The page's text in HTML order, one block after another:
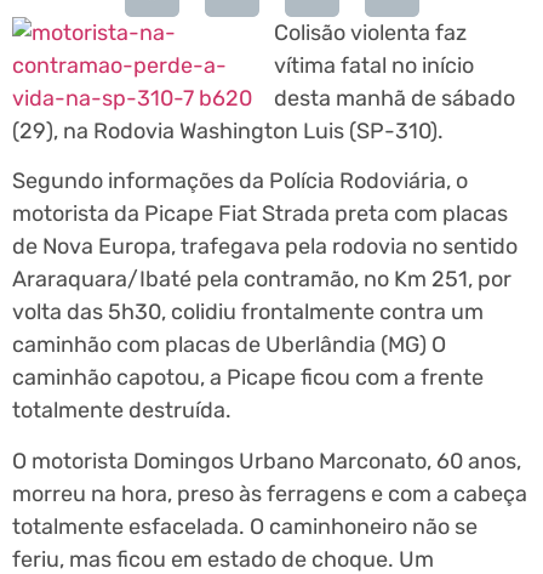
Colisão violenta faz
vítima fatal no início
desta manhã de sábado
(29), na Rodovia Washington Luis (SP-310).
Segundo informações da Polícia Rodoviária, o
motorista da Picape Fiat Strada preta com placas
de Nova Europa, trafegava pela rodovia no sentido
Araraquara/Ibaté pela contramão, no Km 251, por
volta das 5h30, colidiu frontalmente contra um
caminhão com placas de Uberlândia (MG) O
caminhão capotou, a Picape ficou com a frente
totalmente destruída.
O motorista Domingos Urbano Marconato, 60 anos,
morreu na hora, preso às ferragens e com a cabeça
totalmente esfacelada. O caminhoneiro não se
feriu, mas ficou em estado de choque. Um